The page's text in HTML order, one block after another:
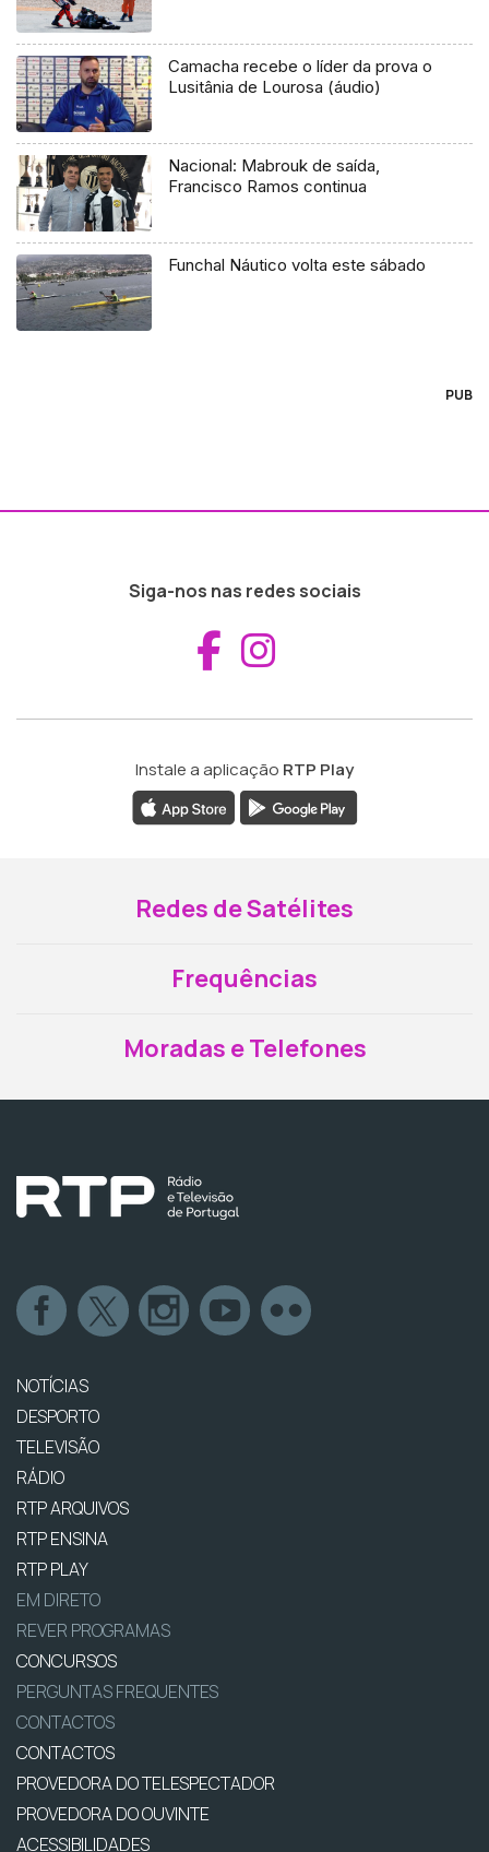
Camacha recebe o líder da prova o
Lusitânia de Lourosa (áudio)
Nacional: Mabrouk de saída,
Francisco Ramos continua
Funchal Náutico volta este sábado
PUB
Siga-nos nas redes sociais
Aceder ao
Instale a aplicação RTP Play
Redes de Satélites
Frequências
Moradas e Telefones
NOTÍCIAS
DESPORTO
TELEVISÃO
RÁDIO
RTP ARQUIVOS
RTP ENSINA
RTP PLAY
EM DIRETO
REVER PROGRAMAS
CONCURSOS
PERGUNTAS FREQUENTES
CONTACTOS
CONTACTOS
PROVEDORA DO TELESPECTADOR
PROVEDORA DO OUVINTE
ACESSIBILIDADES